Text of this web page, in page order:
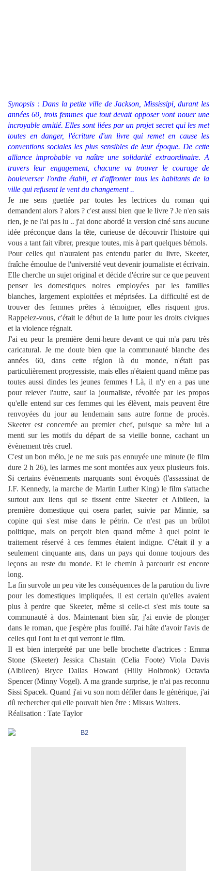
Synopsis : Dans la petite ville de Jackson, Mississipi, durant les
années 60, trois femmes que tout devait opposer vont nouer une
incroyable amitié. Elles sont liées par un projet secret qui les met
toutes en danger, l'écriture d'un livre qui remet en cause les
conventions sociales les plus sensibles de leur époque. De cette
alliance improbable va naître une solidarité extraordinaire. A
travers leur engagement, chacune va trouver le courage de
bouleverser l'ordre établi, et d'affronter tous les habitants de la
ville qui refusent le vent du changement ..
Je me sens guettée par toutes les lectrices du roman qui
demandent alors ? alors ? c'est aussi bien que le livre ? Je n'en sais
rien, je ne l'ai pas lu .. j'ai donc abordé la version ciné sans aucune
idée préconçue dans la tête, curieuse de découvrir l'histoire qui
vous a tant fait vibrer, presque toutes, mis à part quelques bémols.
Pour celles qui n'auraient pas entendu parler du livre, Skeeter,
fraîche émoulue de l'université veut devenir journaliste et écrivain.
Elle cherche un sujet original et décide d'écrire sur ce que peuvent
penser les domestiques noires employées par les familles
blanches, largement exploitées et méprisées. La difficulté est de
trouver des femmes prêtes à témoigner, elles risquent gros.
Rappelez-vous, c'était le début de la lutte pour les droits civiques
et la violence régnait.
J'ai eu peur la première demi-heure devant ce qui m'a paru très
caricatural. Je me doute bien que la communauté blanche des
années 60, dans cette région là du monde, n'était pas
particulièrement progressiste, mais elles n'étaient quand même pas
toutes aussi dindes les jeunes femmes ! Là, il n'y en a pas une
pour relever l'autre, sauf la journaliste, révoltée par les propos
qu'elle entend sur ces femmes qui les élèvent, mais peuvent être
renvoyées du jour au lendemain sans autre forme de procès.
Skeeter est concernée au premier chef, puisque sa mère lui a
menti sur les motifs du départ de sa vieille bonne, cachant un
évènement très cruel.
C'est un bon mélo, je ne me suis pas ennuyée une minute (le film
dure 2 h 26), les larmes me sont montées aux yeux plusieurs fois.
Si certains évènements marquants sont évoqués (l'assassinat de
J.F. Kennedy, la marche de Martin Luther King) le film s'attache
surtout aux liens qui se tissent entre Skeeter et Aibileen, la
première domestique qui osera parler, suivie par Minnie, sa
copine qui s'est mise dans le pétrin. Ce n'est pas un brûlot
politique, mais on perçoit bien quand même à quel point le
traitement réservé à ces femmes étaient indigne. C'était il y a
seulement cinquante ans, dans un pays qui donne toujours des
leçons au reste du monde. Et le chemin à parcourir est encore
long.
La fin survole un peu vite les conséquences de la parution du livre
pour les domestiques impliquées, il est certain qu'elles avaient
plus à perdre que Skeeter, même si celle-ci s'est mis toute sa
communauté à dos. Maintenant bien sûr, j'ai envie de plonger
dans le roman, que j'espère plus fouillé. J'ai hâte d'avoir l'avis de
celles qui l'ont lu et qui verront le film.
Il est bien interprété par une belle brochette d'actrices : Emma
Stone (Skeeter) Jessica Chastain (Celia Foote) Viola Davis
(Aibileen) Bryce Dallas Howard (Hilly Holbrook) Octavia
Spencer (Minny Vogel). A ma grande surprise, je n'ai pas reconnu
Sissi Spacek. Quand j'ai vu son nom défiler dans le générique, j'ai
dû rechercher qui elle pouvait bien être : Missus Walters.
Réalisation : Tate Taylor